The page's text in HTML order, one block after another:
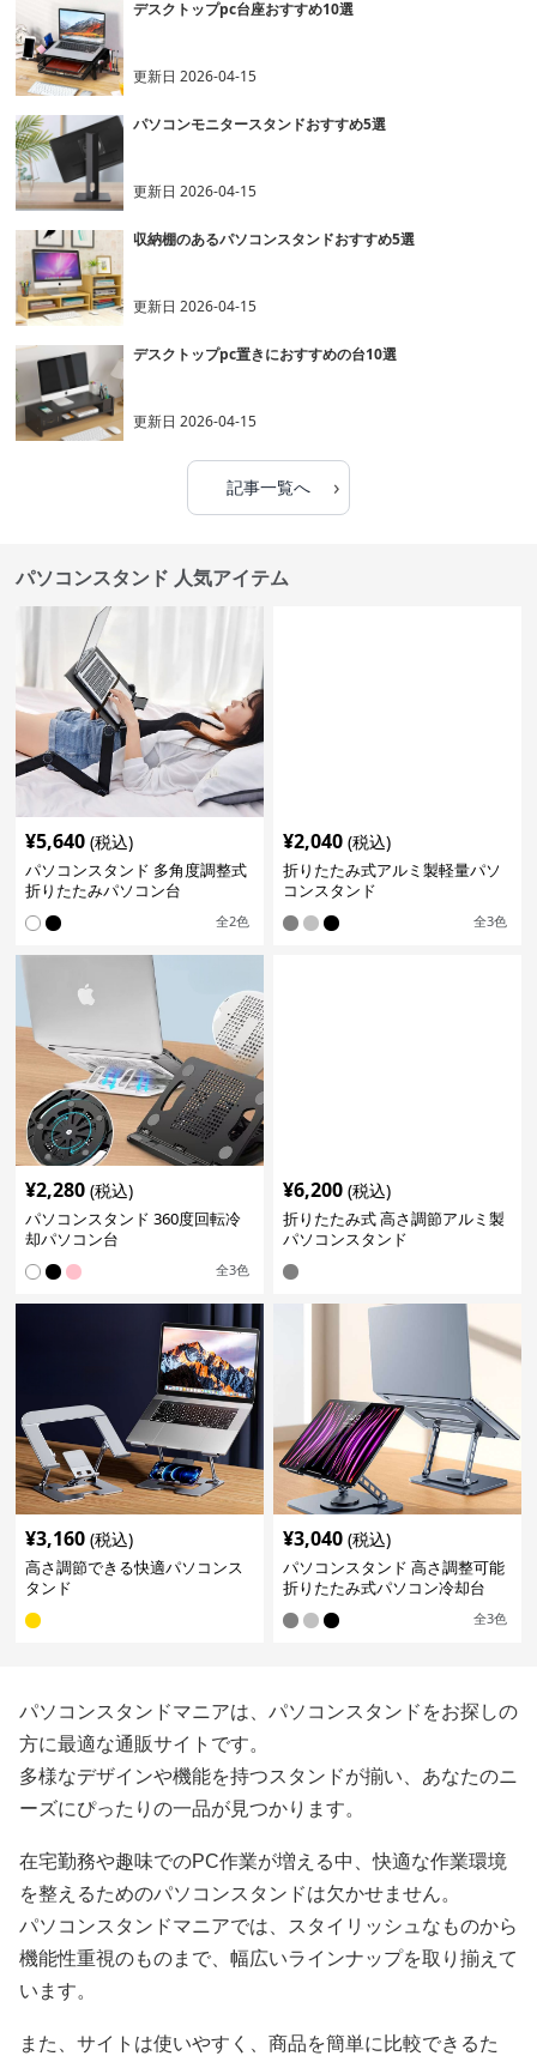
デスクトップpc台座おすすめ10選
更新日2026-04-15
パソコンモニタースタンドおすすめ5選
更新日2026-04-15
収納棚のあるパソコンスタンドおすすめ5選
更新日2026-04-15
デスクトップpc置きにおすすめの台10選
更新日2026-04-15
記事一覧へ ›
パソコンスタンド 人気アイテム
¥5,640 (税込)
パソコンスタンド 多角度調整式
折りたたみパソコン台
全2色
¥2,040 (税込)
折りたたみ式アルミ製軽量パソ
コンスタンド
全3色
¥2,280 (税込)
パソコンスタンド 360度回転冷
却パソコン台
全3色
¥6,200 (税込)
折りたたみ式 高さ調節アルミ製
パソコンスタンド
¥3,160 (税込)
高さ調節できる快適パソコンス
タンド
¥3,040 (税込)
パソコンスタンド 高さ調整可能
折りたたみ式パソコン冷却台
全3色
パソコンスタンドマニアは、パソコンスタンドをお探しの
方に最適な通販サイトです。
多様なデザインや機能を持つスタンドが揃い、あなたのニ
ーズにぴったりの一品が見つかります。
在宅勤務や趣味でのPC作業が増える中、快適な作業環境
を整えるためのパソコンスタンドは欠かせません。
パソコンスタンドマニアでは、スタイリッシュなものから
機能性重視のものまで、幅広いラインナップを取り揃えて
います。
また、サイトは使いやすく、商品を簡単に比較できるた